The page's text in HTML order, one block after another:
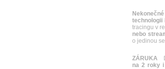
technologii
tracingu v
nebo
o jedinou
ZÁRUKA
na 2 roky